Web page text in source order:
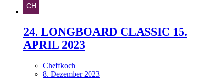
24. LONGBOARD CLASSIC 15.
APRIL 2023
Cheffkoch
8. Dezember 2023